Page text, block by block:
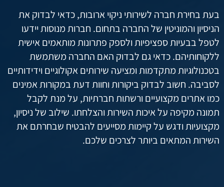
בעת בחירת חברה לשירותי ניקוי ארובות, כדאי לבדוק את
הניסיון והמוניטין של החברה בתחום. חברות מנוסות יידעו
לטפל בבעיות ספציפיות ולספק פתרונות מותאמים אישית
ללקוחותיהם. כדאי גם לבדוק האם החברה משתמשת
בטכנולוגיות מתקדמות ומציעה שירותים אקולוגיים וידידותיים
לסביבה. חשוב לבדוק ביקורות וחוות דעת במקורות אמינים
כמו אתרים מקצועיים ורשתות חברתיות, על מנת לקבל
תמונה מקיפה על איכות השירות והצלחתו. שילוב של ניסיון,
מקצועיות ודגש על קיימות מסייעים להבטיח שבחרתם את
השירות המתאים ביותר לצרכים שלכם.